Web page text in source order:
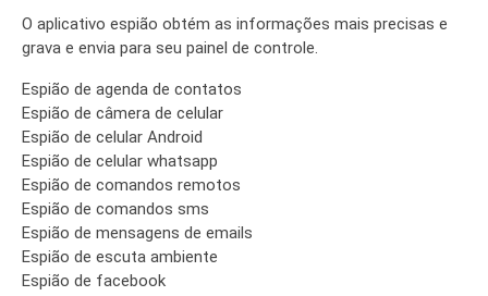
O aplicativo espião obtém as informações mais precisas e
grava e envia para seu painel de controle.
Espião de agenda de contatos
Espião de câmera de celular
Espião de celular Android
Espião de celular whatsapp
Espião de comandos remotos
Espião de comandos sms
Espião de mensagens de emails
Espião de escuta ambiente
Espião de facebook